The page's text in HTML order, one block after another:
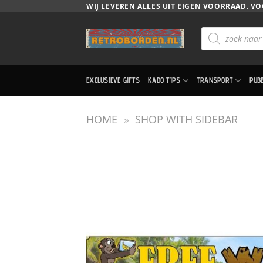
WIJ LEVEREN ALLES UIT EIGEN VOORRAAD.
Producten
zoeken
EXCLUSIEVE GIFTS KADO TIPS TRANSPORT
HOME » SHOP WITH SIDEBAR